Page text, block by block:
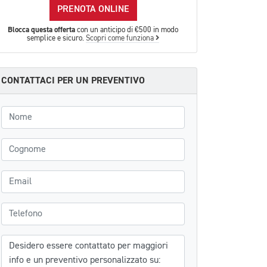
PRENOTA ONLINE
Blocca questa offerta con un anticipo di €500 in modo
semplice e sicuro. Scopri come funziona
CONTATTACI PER UN PREVENTIVO
Nome
Cognome
Email
Telefono
Messaggio